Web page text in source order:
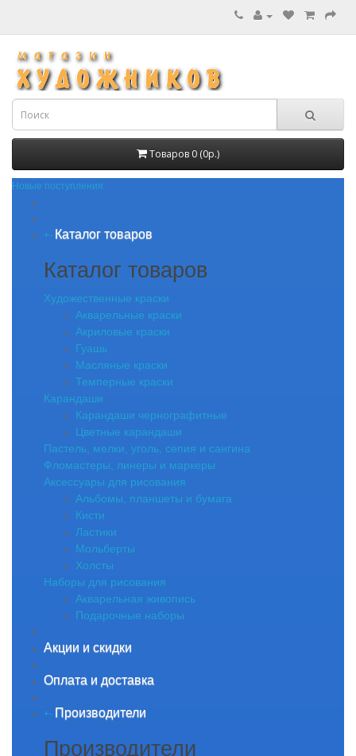
Товаров 0 (0р.)
Новые поступления
+- Каталог товаров
Каталог товаров
Художественные краски
Акварельные краски
Акриловые краски
Гуашь
Масляные краски
Темперные краски
Карандаши
Карандаши чернографитные
Цветные карандаши
Пастель, мелки, уголь, сепия и сангина
Фломастеры, линеры и маркеры
Аксессуары для рисования
Альбомы, планшеты и бумага
Кисти
Ластики
Мольберты
Холсты
Наборы для рисования
Акварельная живопись
Подарочные наборы
Акции и скидки
Оплата и доставка
+- Производители
Производители